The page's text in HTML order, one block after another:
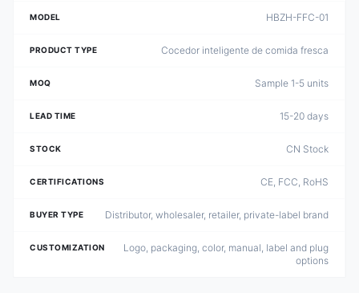
MODEL HBZH-FFC-01
PRODUCT TYPE Cocedor inteligente de comida fresca
MOQ Sample 1-5 units
LEAD TIME 15-20 days
STOCK CN Stock
CERTIFICATIONS CE, FCC, RoHS
BUYER TYPE Distributor, wholesaler, retailer, private-label brand
CUSTOMIZATION
Logo, packaging, color, manual, label and plug
options